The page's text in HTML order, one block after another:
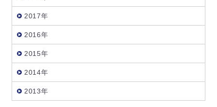
2017年
2016年
2015年
2014年
2013年